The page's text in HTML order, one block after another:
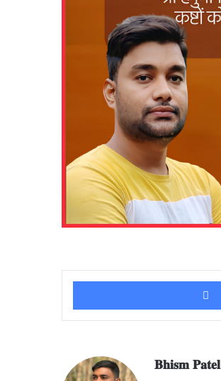
𝐁𝐡𝐢𝐬𝐦 𝐏𝐚𝐭𝐞𝐥